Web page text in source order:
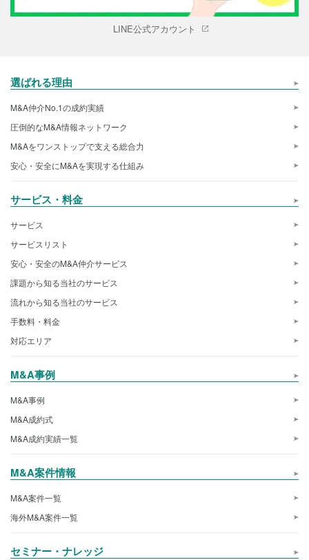
LINE公式アカウント
選ばれる理由
M&A仲介No.1の成約実績
圧倒的なM&A情報ネットワーク
M&Aをワンストップで支える総合力
安心・安全にM&Aを実現する仕組み
サービス・料金
サービス
サービスリスト
安心・安全のM&A仲介サービス
課題から知る当社のサービス
流れから知る当社のサービス
手数料・料金
対応エリア
M&A事例
M&A事例
M&A成約式
M&A成約実績一覧
M&A案件情報
M&A案件一覧
海外M&A案件一覧
セミナー・ナレッジ